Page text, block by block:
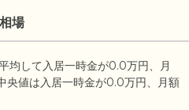
場
均して入居一時金が0.0万円、月
央値は入居一時金が0.0万円、月額